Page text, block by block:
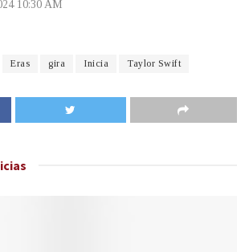
10:30 AM
Eras gira Inicia Taylor Swift